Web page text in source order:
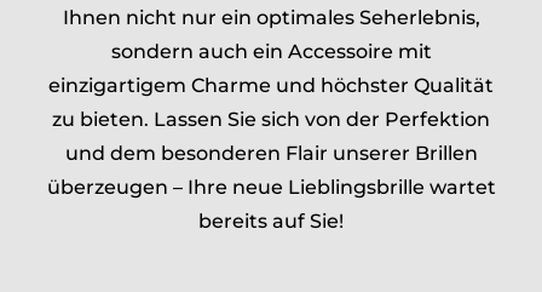
Ihnen nicht nur ein optimales Seherlebnis,
sondern auch ein Accessoire mit
einzigartigem Charme und höchster Qualität
zu bieten. Lassen Sie sich von der Perfektion
und dem besonderen Flair unserer Brillen
überzeugen – Ihre neue Lieblingsbrille wartet
bereits auf Sie!